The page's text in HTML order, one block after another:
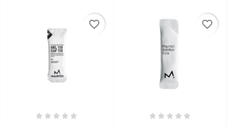
favorite_border favorite_border